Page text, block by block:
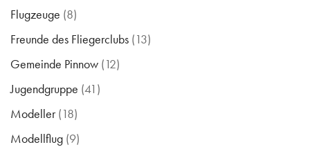
Flugzeuge (8)
Freunde des Fliegerclubs (13)
Gemeinde Pinnow (12)
Jugendgruppe (41)
Modeller(18)
Modellflug (9)